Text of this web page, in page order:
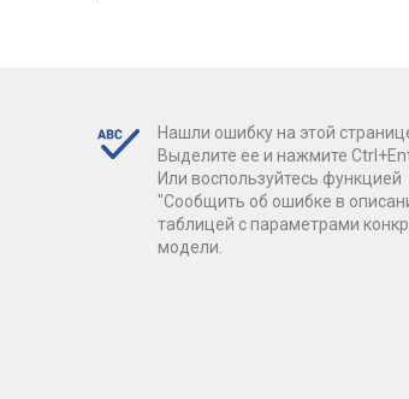
Нашли ошибку на этой
Выделите ее и нажмите
Или воспользуйтесь функцией
"Сообщить об ошибке в
таблицей с параметрами
модели.